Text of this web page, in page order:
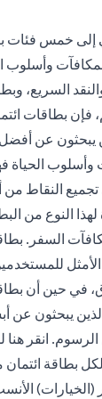
خمس فئات
وأسلوب
السريع،
فإن بطاقات
يبحثون عن
وأسلوب
النقاط من
النوع من
السفر.
الأمثل
في حين أن
يبحثون عن
انقر هنا
لكل بطاقة
(الخيارات)